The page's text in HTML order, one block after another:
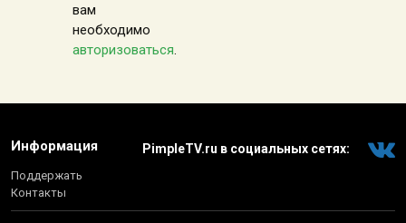
вам
необходимо
авторизоваться.
Информация
Поддержать
Контакты
PimpleTV.ru в социальных сетях: